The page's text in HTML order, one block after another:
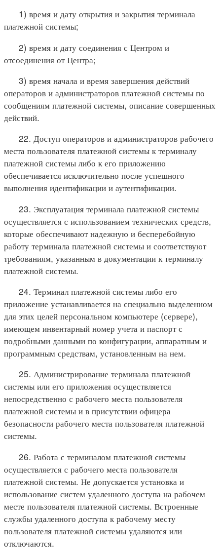
1) время и дату открытия и закрытия терминала
платежной системы;
2) время и дату соединения с Центром и
отсоединения от Центра;
3) время начала и время завершения действий
операторов и администраторов платежной системы по
сообщениям платежной системы, описание совершенных
действий.
22. Доступ операторов и администраторов рабочего
места пользователя платежной системы к терминалу
платежной системы либо к его приложению
обеспечивается исключительно после успешного
выполнения идентификации и аутентификации.
23. Эксплуатация терминала платежной системы
осуществляется с использованием технических средств,
которые обеспечивают надежную и бесперебойную
работу терминала платежной системы и соответствуют
требованиям, указанным в документации к терминалу
платежной системы.
24. Терминал платежной системы либо его
приложение устанавливается на специально выделенном
для этих целей персональном компьютере (сервере),
имеющем инвентарный номер учета и паспорт с
подробными данными по конфигурации, аппаратным и
программным средствам, установленным на нем.
25. Администрирование терминала платежной
системы или его приложения осуществляется
непосредственно с рабочего места пользователя
платежной системы и в присутствии офицера
безопасности рабочего места пользователя платежной
системы.
26. Работа с терминалом платежной системы
осуществляется с рабочего места пользователя
платежной системы. Не допускается установка и
использование систем удаленного доступа на рабочем
месте пользователя платежной системы. Встроенные
службы удаленного доступа к рабочему месту
пользователя платежной системы удаляются или
отключаются.